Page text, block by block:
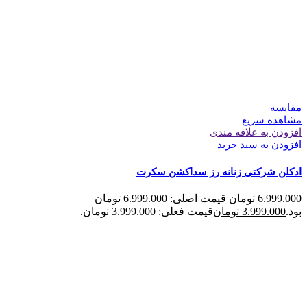
مقایسه
مشاهده سریع
افزودن به علاقه مندی
افزودن به سبد خرید
ادکلن شرکتی زنانه رز سداکشن سکرت
6.999.000 تومان
قیمت اصلی: 6.999.000 تومان
بود.3.999.000 تومانقیمت فعلی: 3.999.000 تومان.